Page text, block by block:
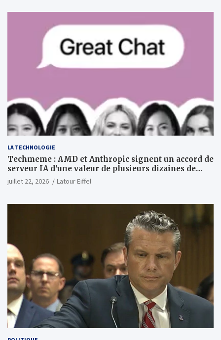
LA TECHNOLOGIE
Techmeme : AMD et Anthropic signent un accord de
serveur IA d'une valeur de plusieurs dizaines de
milliards ; Anthropic achètera jusqu'à 2 GW de puces
MI450 à partir du premier semestre 2027 et AMD
(Wall Street Journal)
juillet 22, 2026 Latour Eiffel